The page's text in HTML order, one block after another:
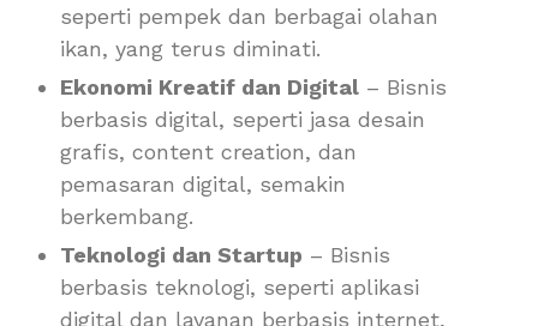
seperti pempek dan berbagai olahan
ikan, yang terus diminati.
Ekonomi Kreatif dan Digital – Bisnis
berbasis digital, seperti jasa desain
grafis, content creation, dan
pemasaran digital, semakin
berkembang.
Teknologi dan Startup – Bisnis
berbasis teknologi, seperti aplikasi
digital dan layanan berbasis internet,